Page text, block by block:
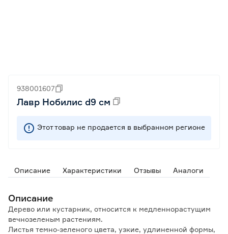
938001607
Лавр Нобилис d9 см
Этот товар не продается в выбранном регионе
Описание Характеристики Отзывы Аналоги
Описание
Дерево или кустарник, относится к медленнорастущим
вечнозеленым растениям.
Листья темно-зеленого цвета, узкие, удлиненной формы,